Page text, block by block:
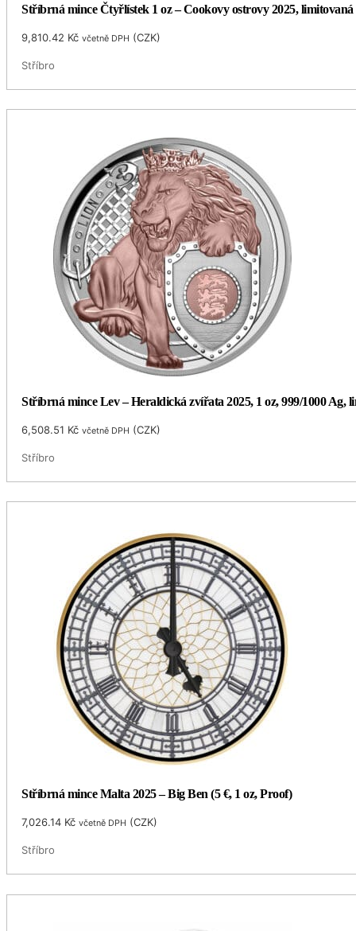
Stříbrná mince Čtyřlístek 1 oz – Cookovy ostrovy 2025, limitovaná
9,810.42 Kč včetně DPH (CZK)
Stříbro
Stříbrná mince Lev – Heraldická zvířata 2025, 1 oz, 999/1000 Ag,
6,508.51 Kč včetně DPH (CZK)
Stříbro
Stříbrná mince Malta 2025 – Big Ben (5 €, 1 oz, Proof)
7,026.14 Kč včetně DPH (CZK)
Stříbro